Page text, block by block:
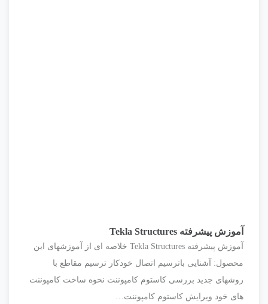
آموزش پیشرفته Tekla Structures
آموزش پیشرفته Tekla Structures خلاصه ای از آموزشهای این
محصول: آشنایی باترسیم اتصال خودکار ترسیم مقاطع با
روشهای جدید بررسی کاستوم کامپوننت نحوه ساخت کامپوننت
های خود ویرایش کاستوم کامپوننت…